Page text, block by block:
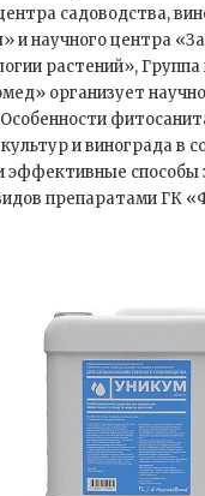
садоводства,
и научного центра
растений»,
организует
и винограда в
эффективные
препаратами ГК